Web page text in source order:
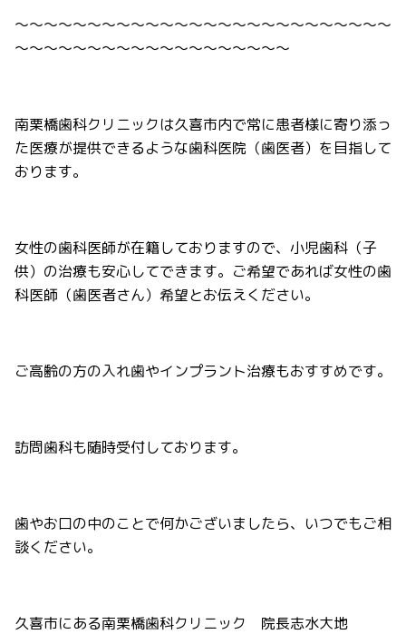
～～～～～～～～～～～～～～～～～～～～～～～～～～
～～～～～～～～～～～～～～～～～～～
南栗橋歯科クリニックは久喜市内で常に患者様に寄り添っ
た医療が提供できるような歯科医院（歯医者）を目指して
おります。
女性の歯科医師が在籍しておりますので、小児歯科（子
供）の治療も安心してできます。ご希望であれば女性の歯
科医師（歯医者さん）希望とお伝えください。
ご高齢の方の入れ歯やインプラント治療もおすすめです。
訪問歯科も随時受付しております。
歯やお口の中のことで何かございましたら、いつでもご相
談ください。
久喜市にある南栗橋歯科クリニック 院長志水大地